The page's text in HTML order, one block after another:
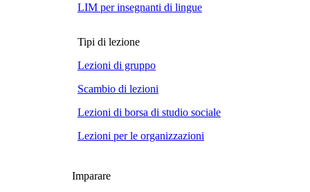
LIM per insegnanti di lingue
Tipi di lezione
Lezioni di gruppo
Scambio di lezioni
Lezioni di borsa di studio sociale
Lezioni per le organizzazioni
Imparare